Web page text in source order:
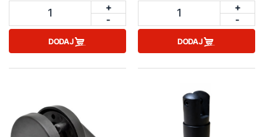
1
+
-
DODAJ
1
+
-
DODAJ